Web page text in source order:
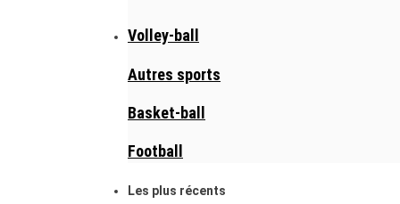
Volley-ball
Autres sports
Basket-ball
Football
Les plus récents